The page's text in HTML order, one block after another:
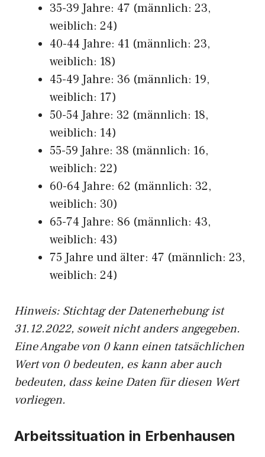
35-39 Jahre: 47 (männlich: 23,
weiblich: 24)
40-44 Jahre: 41 (männlich: 23,
weiblich: 18)
45-49 Jahre: 36 (männlich: 19,
weiblich: 17)
50-54 Jahre: 32 (männlich: 18,
weiblich: 14)
55-59 Jahre: 38 (männlich: 16,
weiblich: 22)
60-64 Jahre: 62 (männlich: 32,
weiblich: 30)
65-74 Jahre: 86 (männlich: 43,
weiblich: 43)
75 Jahre und älter: 47 (männlich: 23,
weiblich: 24)
Hinweis: Stichtag der Datenerhebung ist
31.12.2022, soweit nicht anders angegeben.
Eine Angabe von 0 kann einen tatsächlichen
Wert von 0 bedeuten, es kann aber auch
bedeuten, dass keine Daten für diesen Wert
vorliegen.
Arbeitssituation in Erbenhausen